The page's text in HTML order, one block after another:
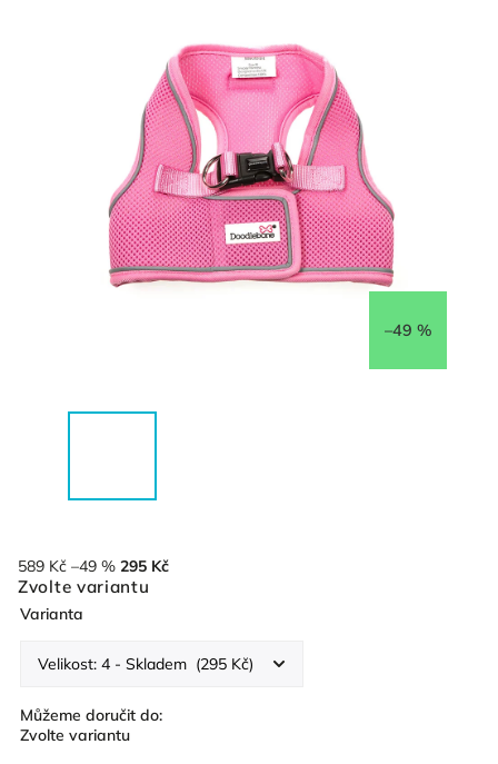
–49 %
589 Kč –49 % 295 Kč
Zvolte variantu
Varianta
Můžeme doručit do:
Zvolte variantu